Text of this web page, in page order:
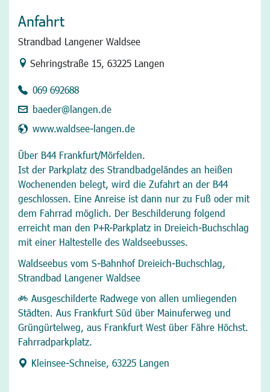
Anfahrt
Strandbad Langener Waldsee
Link zur Google-Maps Navigation
Sehringstraße 15, 63225 Langen
069 692688
baeder@langen.de
www.waldsee-langen.de
Über B44 Frankfurt/Mörfelden.
Ist der Parkplatz des Strandbadgeländes an heißen
Wochenenden belegt, wird die Zufahrt an der B44
geschlossen. Eine Anreise ist dann nur zu Fuß oder mit
dem Fahrrad möglich. Der Beschilderung folgend
erreicht man den P+R-Parkplatz in Dreieich-Buchschlag
mit einer Haltestelle des Waldseebusses.
Waldseebus vom S-Bahnhof Dreieich-Buchschlag,
Strandbad Langener Waldsee
Ausgeschilderte Radwege von allen umliegenden
Städten. Aus Frankfurt Süd über Mainuferweg und
Grüngürtelweg, aus Frankfurt West über Fähre Höchst.
Fahrradparkplatz.
Kleinsee-Schneise, 63225 Langen